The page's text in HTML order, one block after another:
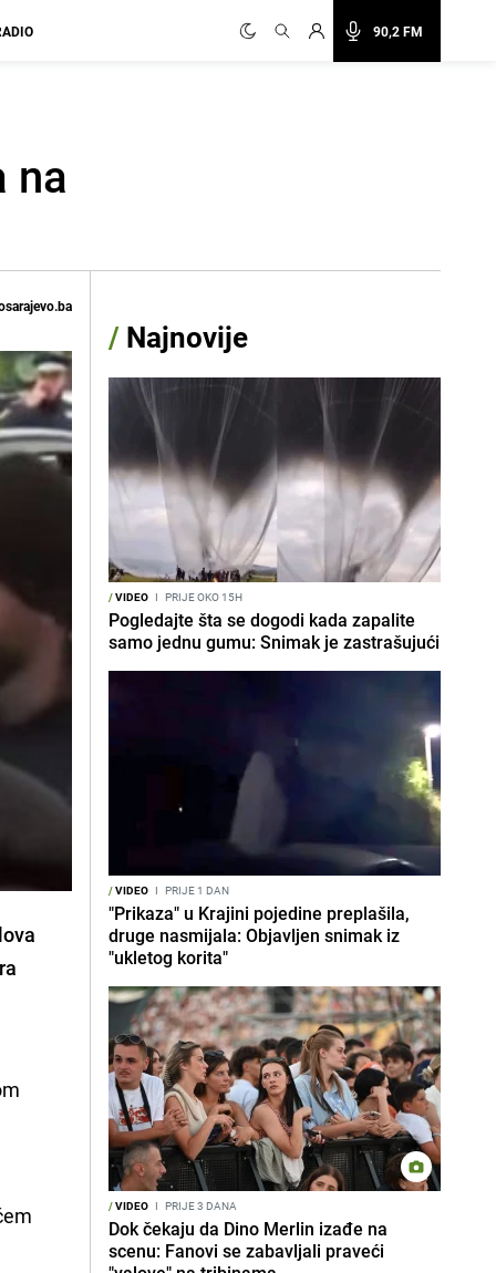
90,2 FM
na
/ Najnovije
/VIDEO I PRIJE OKO 15H
Pogledajte šta se dogodi kada zapalite
samo jednu gumu: Snimak je zastrašujući
/VIDEO I PRIJE 1 DAN
"Prikaza" u Krajini pojedine preplašila,
druge nasmijala: Objavljen snimak iz
"ukletog korita"
/VIDEO I PRIJE 3 DANA
Dok čekaju da Dino Merlin izađe na
scenu: Fanovi se zabavljali praveći